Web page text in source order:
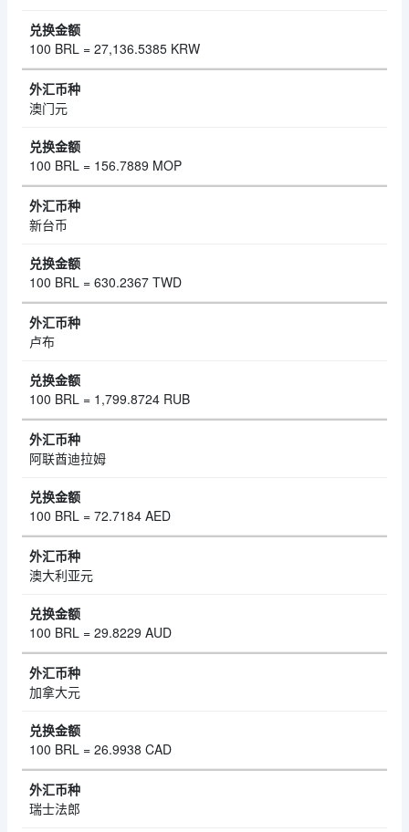
100 BRL = 27,136.5385 KRW
澳门元
100 BRL = 156.7889 MOP
新台币
100 BRL = 630.2367 TWD
卢布
100 BRL = 1,799.8724 RUB
阿联酋迪拉姆
100 BRL = 72.7184 AED
澳大利亚元
100 BRL = 29.8229 AUD
加拿大元
100 BRL = 26.9938 CAD
瑞士法郎